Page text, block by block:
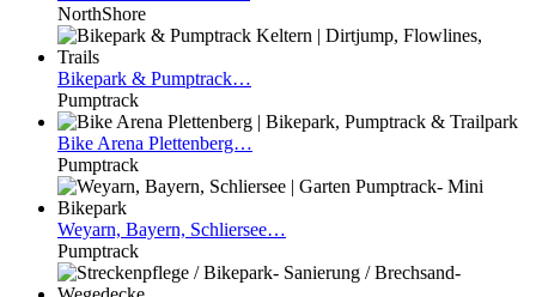
NorthShore
Bikepark & Pumptrack…
Pumptrack
Bike Arena Plettenberg…
Pumptrack
Weyarn, Bayern, Schliersee…
Pumptrack